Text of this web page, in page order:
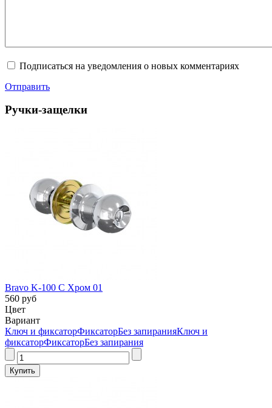
Подписаться на уведомления о новых комментариях
Отправить
Ручки-защелки
Bravo K-100 C Хром 01
560 руб
Цвет
Вариант
Ключ и фиксаторФиксаторБез запиранияКлюч и
фиксаторФиксаторБез запирания